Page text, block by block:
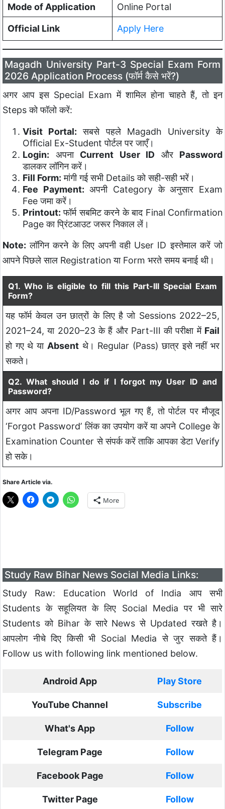
Mode of Application
Online Portal
Official Link Apply Here
Magadh University Part-3 Special Exam Form
2026 Application Process (फॉर्म कैसे भरें?)
अगर आप इस Special Exam में शामिल होना चाहते हैं, तो इन
Steps को फॉलो करें:
Visit Portal: सबसे पहले Magadh University के
Official Ex-Student पोर्टल पर जाएँ।
Login: अपना Current User ID और Password
डालकर लॉगिन करें।
Fill Form: मांगी गई सभी Details को सही-सही भरें।
Fee Payment: अपनी Category के अनुसार Exam
Fee जमा करें।
Printout: फॉर्म सबमिट करने के बाद Final Confirmation
Page का प्रिंटआउट जरूर निकाल लें।
Note: लॉगिन करने के लिए अपनी वही User ID इस्तेमाल करें जो
आपने पिछले साल Registration या Form भरते समय बनाई थी।
Q1. Who is eligible to fill this Part-III Special Exam
Form?
यह फॉर्म केवल उन छात्रों के लिए है जो Sessions 2022–25,
2021–24, या 2020–23 के हैं और Part-III की परीक्षा में Fail
हो गए थे या Absentथे। Regular (Pass) छात्र इसे नहीं भर
सकते।
Q2. What should I do if I forgot my User ID and
Password?
अगर आप अपना ID/Password भूल गए हैं, तो पोर्टल पर मौजूद
‘Forgot Password’ लिंक का उपयोग करें या अपने College के
Examination Counter से संपर्क करें ताकि आपका डेटा Verify
हो सके।
Share Article via.
More
Study Raw Bihar News Social Media Links:
Study Raw: Education World of India आप सभी
Students के सहूलियत के लिए Social Media पर भी सारे
Students को Bihar के सारे News से Updated रखते है।
आपलोग नीचे दिए किसी भी Social Media से जुर सकते हैं।
Follow us with following link mentioned below.
Android App Play Store
YouTube Channel Subscribe
What's App Follow
Telegram Page Follow
Facebook Page Follow
Twitter Page Follow